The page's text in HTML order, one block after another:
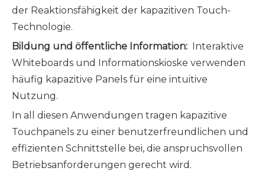
der Reaktionsfähigkeit der kapazitiven Touch-
Technologie.
Bildung und öffentliche Information: Interaktive
Whiteboards und Informationskioske verwenden
häufig kapazitive Panels für eine intuitive
Nutzung.
In all diesen Anwendungen tragen kapazitive
Touchpanels zu einer benutzerfreundlichen und
effizienten Schnittstelle bei, die anspruchsvollen
Betriebsanforderungen gerecht wird.